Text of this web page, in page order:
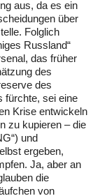
aus, da es ein
über
Folglich
Russland“
das früher
des
des
fürchte, sei eine
Krise entwickeln
zu kupieren – die
und
ergeben,
Ja, aber an
die
von